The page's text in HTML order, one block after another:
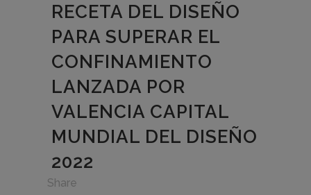
RECETA DEL DISEÑO
PARA SUPERAR EL
CONFINAMIENTO
LANZADA POR
VALENCIA CAPITAL
MUNDIAL DEL DISEÑO
2022
Share